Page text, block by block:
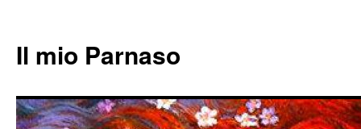
Il mio Parnaso